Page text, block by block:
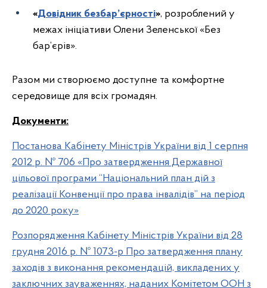
«Довідник безбар’єрності», розроблений у
межах ініціативи Олени Зеленської «Без
бар’єрів».
Разом ми створюємо доступне та комфортне
середовище для всіх громадян.
Документи:
Постанова Кабінету Міністрів України від 1 серпня
2012 р. № 706 «Про затвердження Державної
цільової програми “Національний план дій з
реалізації Конвенції про права інвалідів” на період
до 2020 року»
Розпорядження Кабінету Міністрів України від 28
грудня 2016 р. № 1073-р Про затвердження плану
заходів з виконання рекомендацій, викладених у
заключних зауваженнях, наданих Комітетом ООН з